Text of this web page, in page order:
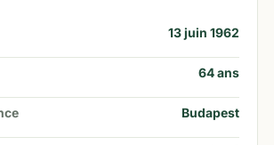
13 juin 1962
64ans
Budapest